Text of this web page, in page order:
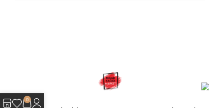
0